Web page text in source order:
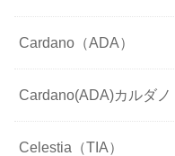
Cardano（ADA）
Cardano(ADA)カルダノ
Celestia（TIA）